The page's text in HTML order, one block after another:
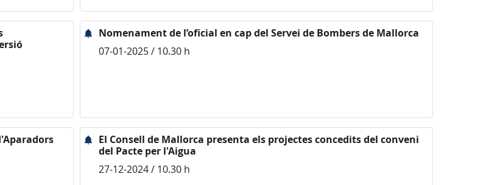
Nomenament de l’oficial en cap del Servei de Bombers de Mallorca
07-01-2025 / 10.30 h
El Consell de Mallorca presenta els projectes concedits del conveni
del Pacte per l'Aigua
27-12-2024 / 10.30 h